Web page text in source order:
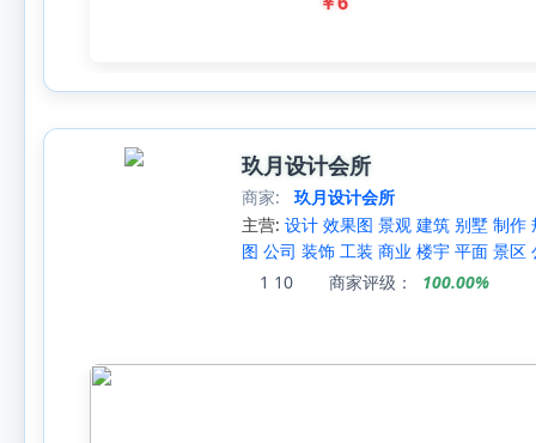
玖月设计会所
商家:
玖月设计会所
主营: 设计 效果图 景观 建筑 别墅 制作
图 公司 装饰 工装 商业 楼宇 平面 景
1 10 商家评级： 100.00%